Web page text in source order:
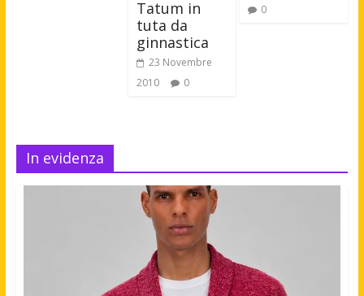
Tatum in
tuta da
ginnastica
23 Novembre
2010
0
0
In evidenza